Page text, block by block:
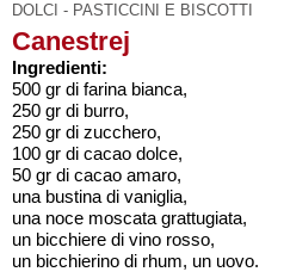
DOLCI - PASTICCINI E BISCOTTI
Canestrej
Ingredienti:
500 gr di farina bianca,
250 gr di burro,
250 gr di zucchero,
100 gr di cacao dolce,
50 gr di cacao amaro,
una bustina di vaniglia,
una noce moscata grattugiata,
un bicchiere di vino rosso,
un bicchierino di rhum, un uovo.